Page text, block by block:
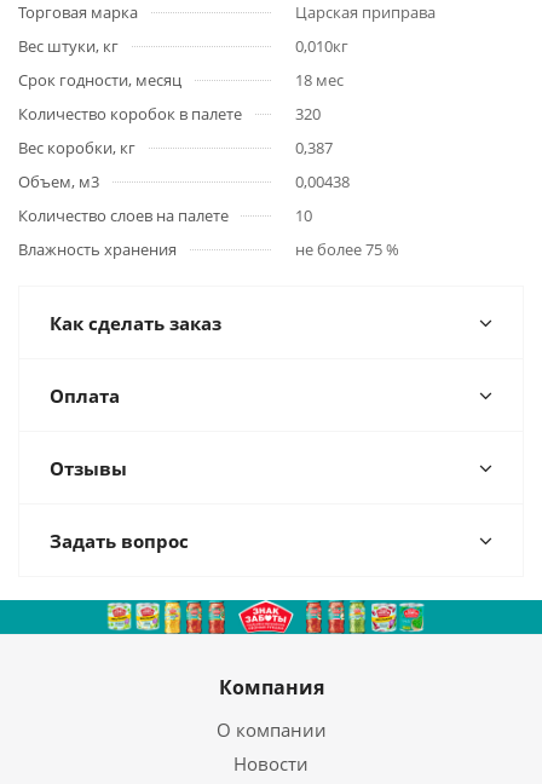
Торговая марка
Царская приправа
Вес штуки, кг
0,010кг
Срок годности, месяц
18 мес
Количество коробок в палете
320
Вес коробки, кг
0,387
Объем, м3
0,00438
Количество слоев на палете
10
Влажность хранения
не более 75 %
Как сделать заказ
Оплата
Отзывы
Задать вопрос
Компания
О компании
Новости